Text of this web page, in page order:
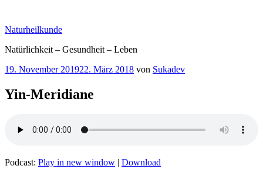
springen
Naturheilkunde
Natürlichkeit – Gesundheit – Leben
Veröffentlicht
19. November 201922. März 2018 von Sukadev
Yin-Meridiane
Podcast: Play in new window | Download